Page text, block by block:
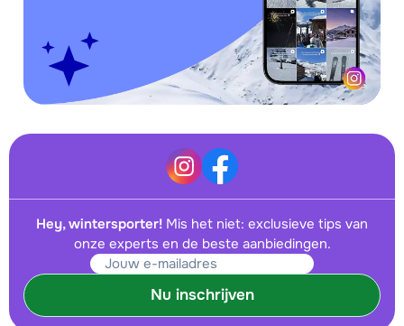
Hey, wintersporter! Mis het niet: exclusieve tips van
onze experts en de beste aanbiedingen.
Nu inschrijven